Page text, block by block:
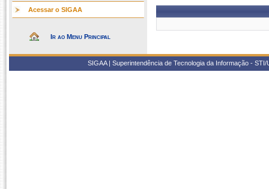
Acessar o SIGAA
Ir ao Menu Principal
SIGAA | Superintendência de Tecnologia da Informação -